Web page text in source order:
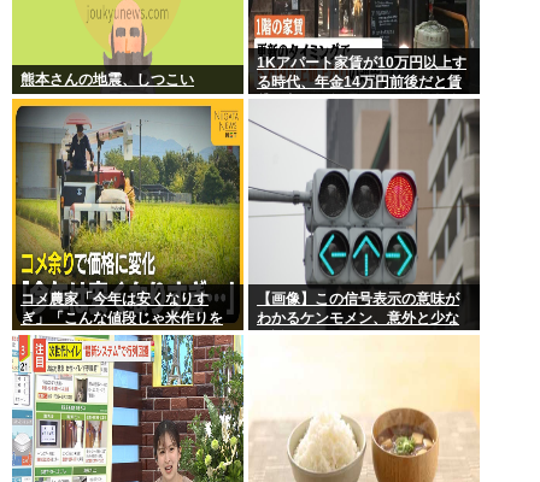
熊本さんの地震、しつこい
1Kアパート家賃が10万円以上す
る時代、年金14万円前後だと賃
貸の都民は無理じゃね？ 運転免
許もなく移住も無理じゃね？
コメ農家「今年は安くなりす
ぎ」「こんな値段じゃ米作りを
やめる人も多くなるんじゃない
かな?」
【画像】この信号表示の意味が
わかるケンモメン、意外と少な